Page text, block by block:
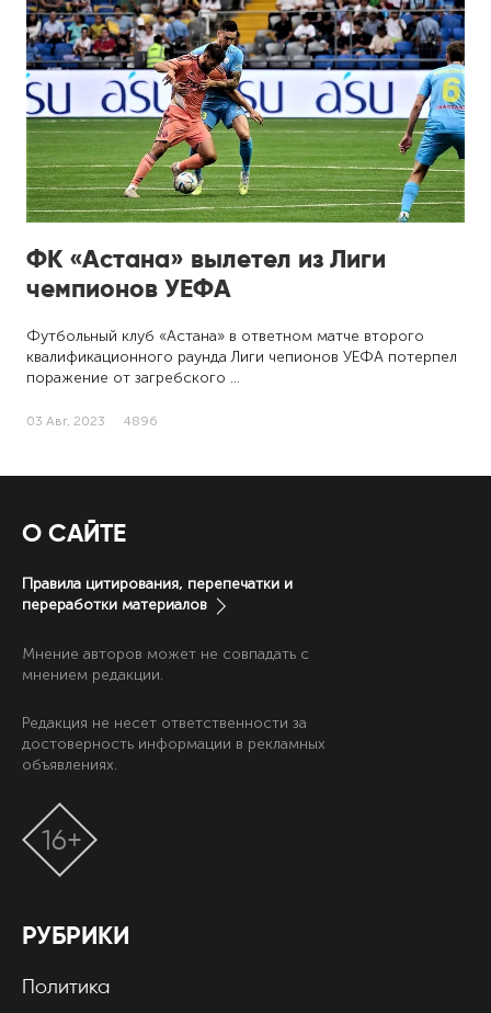
ФК «Астана» вылетел из Лиги
чемпионов УЕФА
Футбольный клуб «Астана» в ответном матче второго
квалификационного раунда Лиги чепионов УЕФА потерпел
поражение от загребского …
03 Авг, 2023 4896
О САЙТЕ
Правила цитирования, перепечатки и
переработки материалов
Мнение авторов может не совпадать с
мнением редакции.
Редакция не несет ответственности за
достоверность информации в рекламных
объявлениях.
РУБРИКИ
Политика
16+